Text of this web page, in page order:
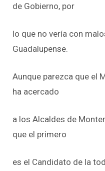
de Gobierno, por
lo que no vería con
Guadalupense.
Aunque parezca que el
ha acercado
a los Alcaldes de
que el primero
es el Candidato de la